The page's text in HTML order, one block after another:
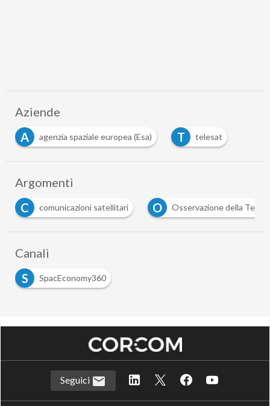
Aziende
A
agenzia spaziale europea (Esa) T telesat
Argomenti
C
comunicazioni satellitari O Osservazione della Terra
Canali
S
SpacEconomy360
Seguici